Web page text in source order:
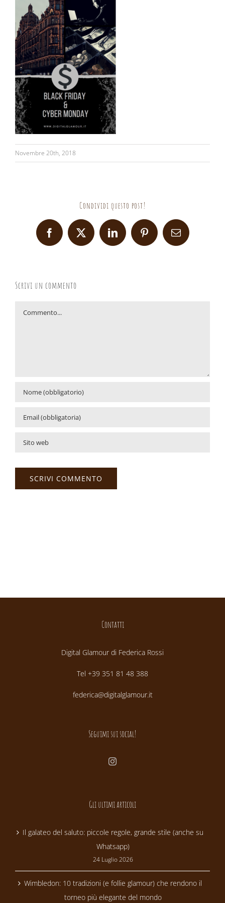
Novembre 20th, 2018
Condividi questo post!
Facebook
X LinkedInPinterestEmail
Scrivi un commento
Contatti
Digital Glamour di Federica Rossi
Tel +39 351 81 48 388
federica@digitalglamour.it
Seguimi sui social!
Gli ultimi articoli
Il galateo del saluto: piccole regole, grande stile (anche su
Whatsapp)
24 Luglio 2026
Wimbledon: 10 tradizioni (e follie glamour) che rendono il
torneo più elegante del mondo